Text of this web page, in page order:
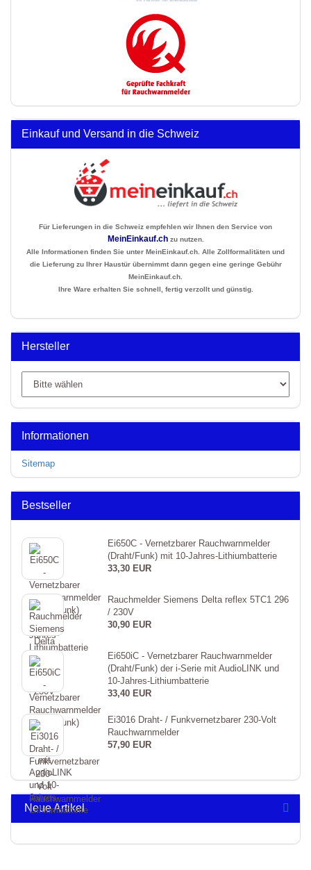
Einkauf und Versand in die Schweiz
Für Lieferungen in die Schweiz empfehlen wir Ihnen den Service von
MeinEinkauf.chzu nutzen.
Alle Informationen finden Sie unter MeinEinkauf.ch. Alle Zollformalitäten und
die Lieferung zu Ihrer Haustür übernimmt dann gegen eine geringe Gebühr
MeinEinkauf.ch.
Ihre Ware erhalten Sie schnell, fertig verzollt und günstig.
Hersteller
Informationen
Sitemap
Bestseller
Ei650C - Vernetzbarer Rauchwarnmelder
(Draht/Funk) mit 10-Jahres-Lithiumbatterie
33,30 EUR
Rauchmelder Siemens Delta reflex 5TC1 296
/ 230V
30,90 EUR
Ei650iC - Vernetzbarer Rauchwarnmelder
(Draht/Funk) der i-Serie mit AudioLINK und
10-Jahres-Lithiumbatterie
33,40 EUR
Ei3016 Draht- / Funkvernetzbarer 230-Volt
Rauchwarnmelder
57,90 EUR
Neue Artikel